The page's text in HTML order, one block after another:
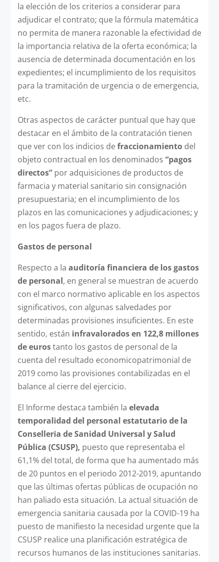
la elección de los criterios a considerar para
adjudicar el contrato; que la fórmula matemática
no permita de manera razonable la efectividad de
la importancia relativa de la oferta económica; la
ausencia de determinada documentación en los
expedientes; el incumplimiento de los requisitos
para la tramitación de urgencia o de emergencia,
etc.
Otras aspectos de carácter puntual que hay que
destacar en el ámbito de la contratación tienen
que ver con los indicios defraccionamientodel
objeto contractual en los denominados “pagos
directos”por adquisiciones de productos de
farmacia y material sanitario sin consignación
presupuestaria; en el incumplimiento de los
plazos en las comunicaciones y adjudicaciones; y
en los pagos fuera de plazo.
Gastos de personal
Respecto a la auditoría financiera de los gastos
de personal, en general se muestran de acuerdo
con el marco normativo aplicable en los aspectos
significativos, con algunas salvedades por
determinadas provisiones insuficientes. En este
sentido, están infravalorados en 122,8 millones
de eurostanto los gastos de personal de la
cuenta del resultado economicopatrimonial de
2019 como las provisiones contabilizadas en el
balance al cierre del ejercicio.
El Informe destaca también la elevada
temporalidad del personal estatutario de la
Conselleria de Sanidad Universal y Salud
Pública (CSUSP), puesto que representaba el
61,1% del total, de forma que ha aumentado más
de 20 puntos en el periodo 2012-2019, apuntando
que las últimas ofertas públicas de ocupación no
han paliado esta situación. La actual situación de
emergencia sanitaria causada por la COVID-19 ha
puesto de manifiesto la necesidad urgente que la
CSUSP realice una planificación estratégica de
recursos humanos de las instituciones sanitarias.